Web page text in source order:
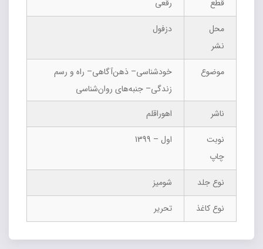
قطع
رقعی
محل
نشر
دزفول
موضوع
خودشناسی– ذهن‌آگاهی– راه و رسم
زندگی– جنبه‌های روان‌شناسی
ناشر
اهوراقلم
نوبت
چاپ
اول – 1399
نوع جلد
شومیز
نوع کاغذ
تحریر